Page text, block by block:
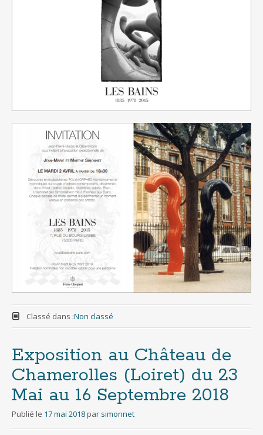
Classé dans :Non classé
Exposition au Château de
Chamerolles (Loiret) du 23
Mai au 16 Septembre 2018
Publié le 17 mai 2018 par simonnet